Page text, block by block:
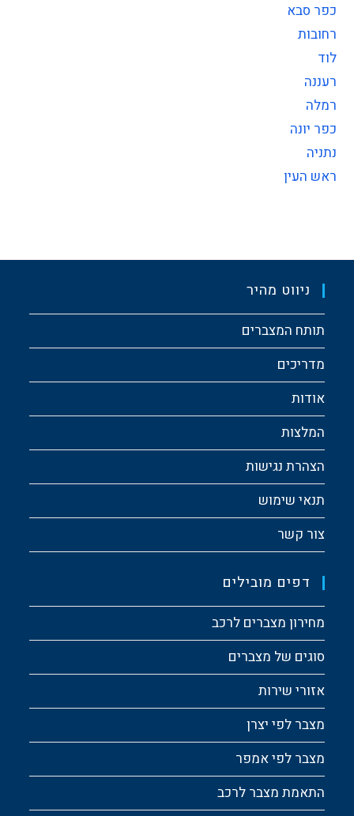
כפר סבא
רחובות
לוד
רעננה
רמלה
כפר יונה
נתניה
ראש העין
ניווט מהיר
תותח המצברים
מדריכים
אודות
המלצות
הצהרת נגישות
תנאי שימוש
צור קשר
דפים מובילים
מחירון מצברים לרכב
סוגים של מצברים
אזורי שירות
מצבר לפי יצרן
מצבר לפי אמפר
התאמת מצבר לרכב